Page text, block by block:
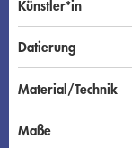
Künstler*in
Datierung
Material/Technik
Maße